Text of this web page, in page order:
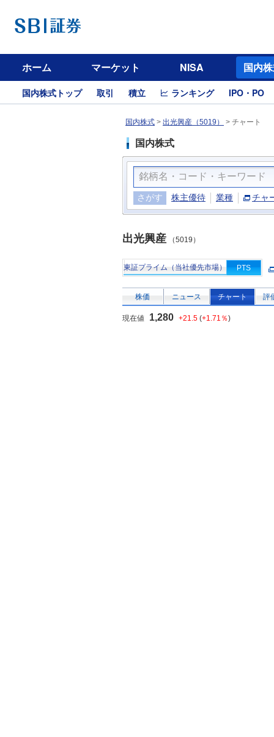
ホーム マーケット NISA 国内
国内株式トップ 取引 積立 ランキング IPO・PO
国内株式 > 出光興産（5019） > チャート
国内株式
さがす 株主優待 業種 チャ
出光興産 （5019）
東証プライム（当社優先市場） PTS
株価 ニュース チャート 評
現在値 1,280 +21.5 (+1.71％)